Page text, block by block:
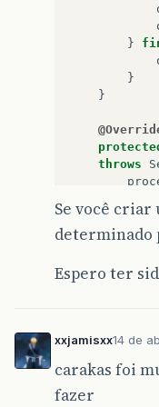
}
}
}
throws
throws
Se você criar
determinado
Espero ter
xxjamisxx14 de
carakas foi
fazer